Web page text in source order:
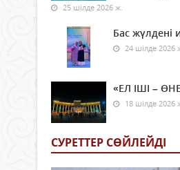
25 шілде 2026 ж.
Бас жүлдені
24 шілде 2026
«ЕЛ ІШІ –
18 шілде 2026
СУРЕТТЕР СӨЙЛЕЙДI